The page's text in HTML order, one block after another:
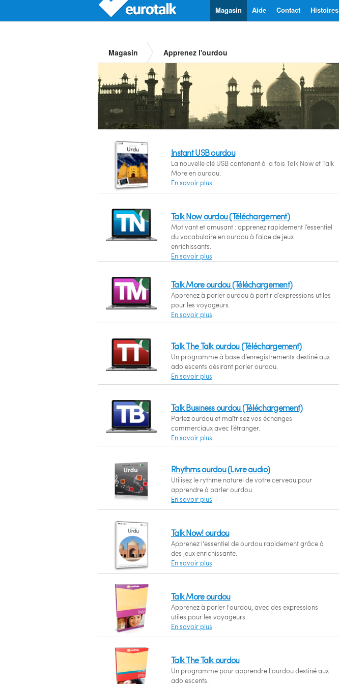
Histoires
Contact
Aide
Magasin
Magasin Apprenez l'ourdou
Instant USB ourdou
La nouvelle clé USB contenant à la fois Talk Now et Talk
More en ourdou.
En savoir plus
Talk Now ourdou (Téléchargement)
Motivant et amusant : apprenez rapidement l’essentiel
du vocabulaire en ourdou à l’aide de jeux
enrichissants.
En savoir plus
Talk More ourdou (Téléchargement)
Apprenez à parler ourdou à partir d’expressions utiles
pour les voyageurs.
En savoir plus
Talk The Talk ourdou (Téléchargement)
Un programme à base d’enregistrements destiné aux
adolescents désirant parler ourdou.
En savoir plus
Talk Business ourdou (Téléchargement)
Parlez ourdou et maîtrisez vos échanges
commerciaux avec l’étranger.
En savoir plus
Rhythms ourdou (Livre audio)
Utilisez le rythme naturel de votre cerveau pour
apprendre à parler ourdou.
En savoir plus
Talk Now! ourdou
Apprenez l'essentiel de ourdou rapidement grâce à
des jeux enrichissante.
En savoir plus
Talk More ourdou
Apprenez à parler l'ourdou, avec des expressions
utiles pour les voyageurs.
En savoir plus
Talk The Talk ourdou
Un programme pour apprendre l'ourdou destiné aux
adolescents.